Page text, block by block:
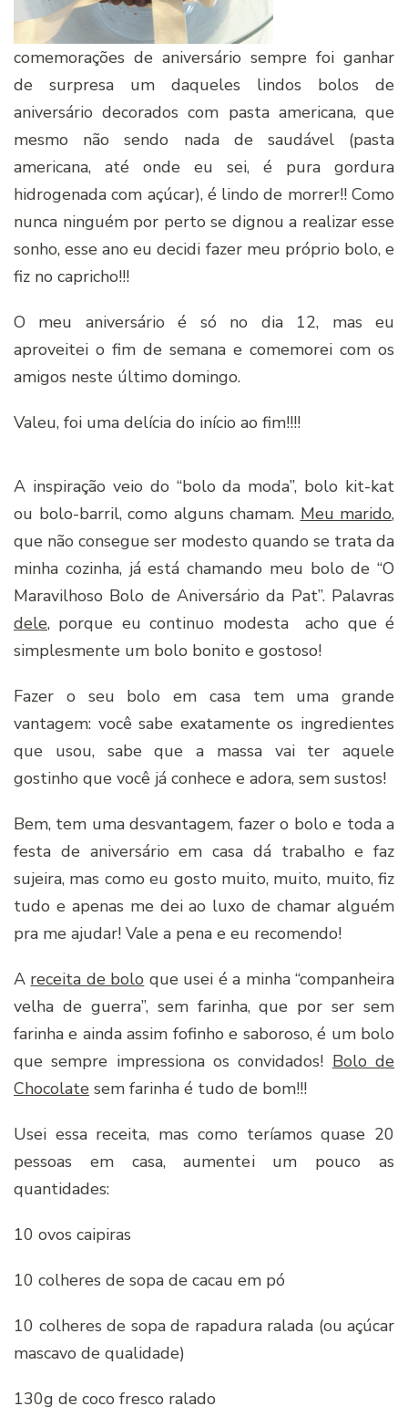
comemorações de aniversário sempre foi ganhar
de surpresa um daqueles lindos bolos de
aniversário decorados com pasta americana, que
mesmo não sendo nada de saudável (pasta
americana, até onde eu sei, é pura gordura
hidrogenada com açúcar), é lindo de morrer!! Como
nunca ninguém por perto se dignou a realizar esse
sonho, esse ano eu decidi fazer meu próprio bolo, e
fiz no capricho!!!
O meu aniversário é só no dia 12, mas eu
aproveitei o fim de semana e comemorei com os
amigos neste último domingo.
Valeu, foi uma delícia do início ao fim!!!!
A inspiração veio do “bolo da moda”, bolo kit-kat
ou bolo-barril, como alguns chamam. Meu marido,
que não consegue ser modesto quando se trata da
minha cozinha, já está chamando meu bolo de “O
Maravilhoso Bolo de Aniversário da Pat”. Palavras
dele, porque eu continuo modesta acho que é
simplesmente um bolo bonito e gostoso!
Fazer o seu bolo em casa tem uma grande
vantagem: você sabe exatamente os ingredientes
que usou, sabe que a massa vai ter aquele
gostinho que você já conhece e adora, sem sustos!
Bem, tem uma desvantagem, fazer o bolo e toda a
festa de aniversário em casa dá trabalho e faz
sujeira, mas como eu gosto muito, muito, muito, fiz
tudo e apenas me dei ao luxo de chamar alguém
pra me ajudar! Vale a pena e eu recomendo!
A receita de bolo que usei é a minha “companheira
velha de guerra”, sem farinha, que por ser sem
farinha e ainda assim fofinho e saboroso, é um bolo
que sempre impressiona os convidados! Bolo de
Chocolate sem farinha é tudo de bom!!!
Usei essa receita, mas como teríamos quase 20
pessoas em casa, aumentei um pouco as
quantidades:
10 ovos caipiras
10 colheres de sopa de cacau em pó
10 colheres de sopa de rapadura ralada (ou açúcar
mascavo de qualidade)
130g de coco fresco ralado